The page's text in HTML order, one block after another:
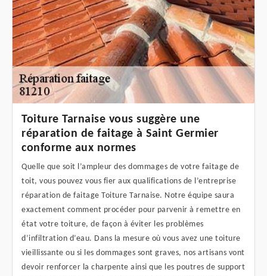
Toiture Tarnaise vous suggère une
réparation de faitage à Saint Germier
conforme aux normes
Quelle que soit l’ampleur des dommages de votre faitage de
toit, vous pouvez vous fier aux qualifications de l’entreprise
réparation de faitage Toiture Tarnaise. Notre équipe saura
exactement comment procéder pour parvenir à remettre en
état votre toiture, de façon à éviter les problèmes
d’infiltration d’eau. Dans la mesure où vous avez une toiture
vieillissante ou si les dommages sont graves, nos artisans vont
devoir renforcer la charpente ainsi que les poutres de support